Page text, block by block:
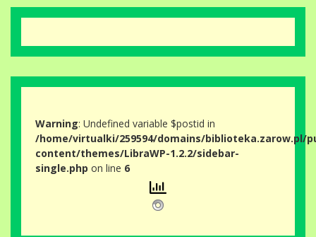
Warning: Undefined variable $postid in
/home/virtualki/259594/domains/biblioteka.zarow.pl/
content/themes/LibraWP-1.2.2/sidebar-
single.php on line 6